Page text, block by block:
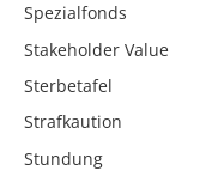
Spezialfonds
Stakeholder Value
Sterbetafel
Strafkaution
Stundung